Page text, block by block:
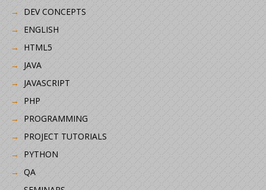
DEV CONCEPTS
ENGLISH
HTML5
JAVA
JAVASCRIPT
PHP
PROGRAMMING
PROJECT TUTORIALS
PYTHON
QA